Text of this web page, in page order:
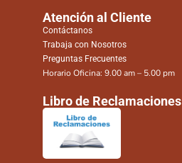
Atención al Cliente
Contáctanos
Trabaja con Nosotros
Preguntas Frecuentes
Horario Oficina: 9.00 am – 5.00 pm
Libro de Reclamaciones